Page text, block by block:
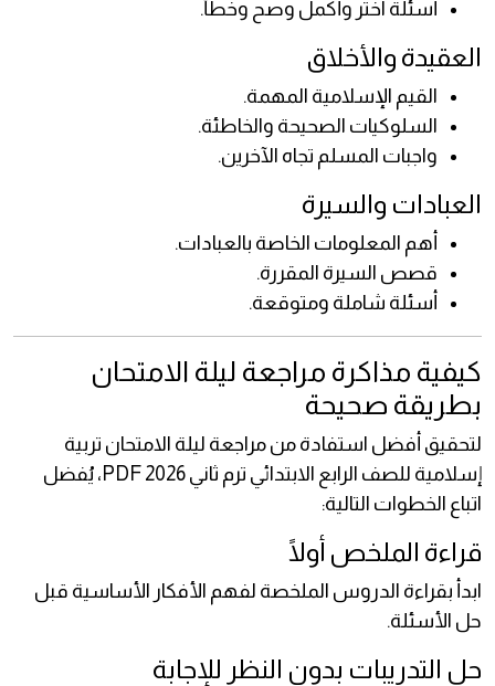
أسئلة اختر وأكمل وصح وخطأ.
العقيدة والأخلاق
القيم الإسلامية المهمة.
السلوكيات الصحيحة والخاطئة.
واجبات المسلم تجاه الآخرين.
العبادات والسيرة
أهم المعلومات الخاصة بالعبادات.
قصص السيرة المقررة.
أسئلة شاملة ومتوقعة.
كيفية مذاكرة مراجعة ليلة الامتحان
بطريقة صحيحة
لتحقيق أفضل استفادة من مراجعة ليلة الامتحان تربية
إسلامية للصف الرابع الابتدائي ترم ثاني 2026 PDF، يُفضل
اتباع الخطوات التالية:
قراءة الملخص أولًا
ابدأ بقراءة الدروس الملخصة لفهم الأفكار الأساسية قبل
حل الأسئلة.
حل التدريبات بدون النظر للإجابة